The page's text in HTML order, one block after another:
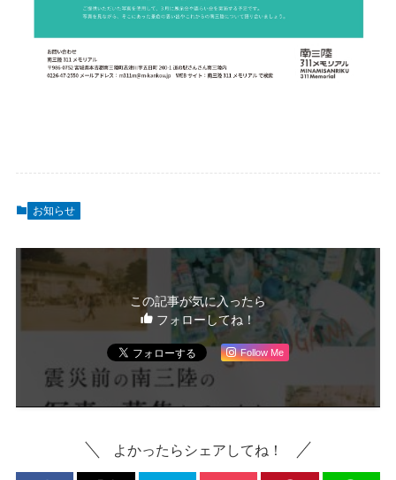
お知らせ
この記事が気に入ったら
フォローしてね！
Follow Me
よかったらシェアしてね！